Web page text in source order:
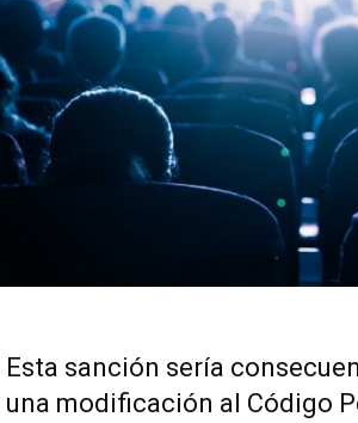
Esta sanción sería
una modificación al Código